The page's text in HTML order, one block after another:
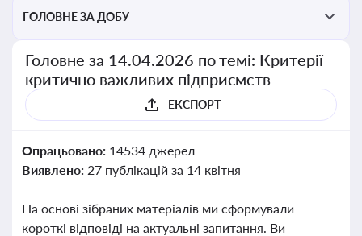
ГОЛОВНЕ ЗА ДОБУ
Головне за 14.04.2026 по темі: Критерії
критично важливих підприємств
ЕКСПОРТ
Опрацьовано: 14534 джерел
Виявлено: 27 публікацій за 14 квітня
На основі зібраних матеріалів ми сформували
короткі відповіді на актуальні запитання. Ви